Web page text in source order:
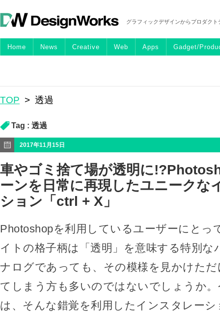
グラフィックデザインからプロダク
Home News Creative Web Apps Gadget/
TOP > 透過
Tag : 透過
2017年11月15日
車やゴミ捨て場が透明に
ーンを日常に再現したユニークな
ション「ctrl + X」
Photoshopを利用しているユーザーにとっ
イトの格子柄は「透明」を意味する特別な
ナログであっても、その模様を見かけた
てしまう方も多いのではないでしょうか
は、そんな錯覚を利用したインスタレー